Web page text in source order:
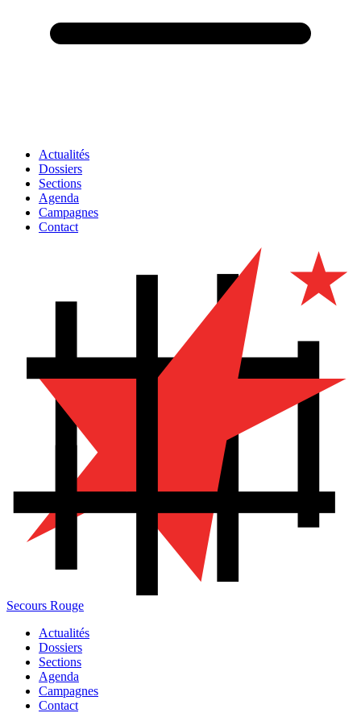
Actualités
Dossiers
Sections
Agenda
Campagnes
Contact
Secours Rouge
Actualités
Dossiers
Sections
Agenda
Campagnes
Contact